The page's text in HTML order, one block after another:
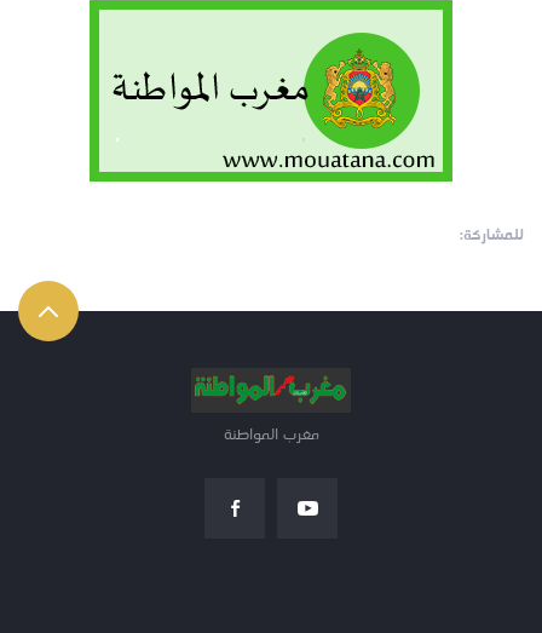
للمشاركة:
مغرب المواطنة